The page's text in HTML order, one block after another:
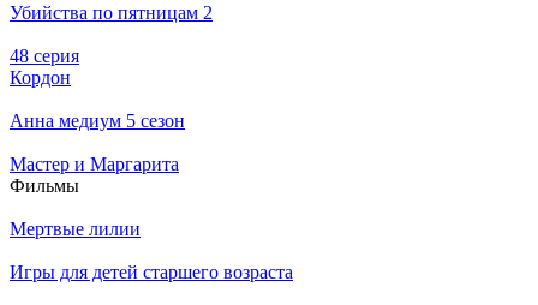
Убийства по пятницам 2
48 серия
Кордон
Анна медиум 5 сезон
Мастер и Маргарита
Филь­мы
Мертвые лилии
Игры для детей старшего возраста